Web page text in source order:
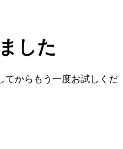
した
てからもう一度お試しくだ